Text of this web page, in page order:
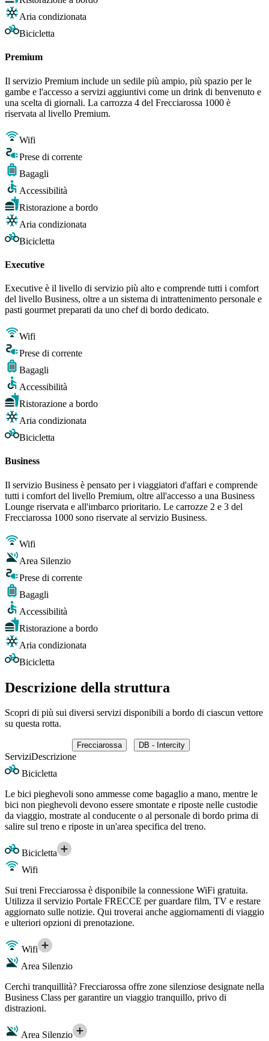
Aria condizionata
Bicicletta
Premium
Il servizio Premium include un sedile più ampio, più spazio per le
gambe e l'accesso a servizi aggiuntivi come un drink di benvenuto e
una scelta di giornali. La carrozza 4 del Frecciarossa 1000 è
riservata al livello Premium.
Wifi
Prese di corrente
Bagagli
Accessibilità
Ristorazione a bordo
Aria condizionata
Bicicletta
Executive
Executive è il livello di servizio più alto e comprende tutti i comfort
del livello Business, oltre a un sistema di intrattenimento personale e
pasti gourmet preparati da uno chef di bordo dedicato.
Wifi
Prese di corrente
Bagagli
Accessibilità
Ristorazione a bordo
Aria condizionata
Bicicletta
Business
Il servizio Business è pensato per i viaggiatori d'affari e comprende
tutti i comfort del livello Premium, oltre all'accesso a una Business
Lounge riservata e all'imbarco prioritario. Le carrozze 2 e 3 del
Frecciarossa 1000 sono riservate al servizio Business.
Wifi
Area Silenzio
Prese di corrente
Bagagli
Accessibilità
Ristorazione a bordo
Aria condizionata
Bicicletta
Descrizione della struttura
Scopri di più sui diversi servizi disponibili a bordo di ciascun vettore
su questa rotta.
Frecciarossa DB - Intercity
ServiziDescrizione
Bicicletta
Le bici pieghevoli sono ammesse come bagaglio a mano, mentre le
bici non pieghevoli devono essere smontate e riposte nelle custodie
da viaggio, mostrate al conducente o al personale di bordo prima di
salire sul treno e riposte in un'area specifica del treno.
Bicicletta
Wifi
Sui treni Frecciarossa è disponibile la connessione WiFi gratuita.
Utilizza il servizio Portale FRECCE per guardare film, TV e restare
aggiornato sulle notizie. Qui troverai anche aggiornamenti di viaggio
e ulteriori opzioni di prenotazione.
Wifi
Area Silenzio
Cerchi tranquillità? Frecciarossa offre zone silenziose designate nella
Business Class per garantire un viaggio tranquillo, privo di
distrazioni.
Area Silenzio